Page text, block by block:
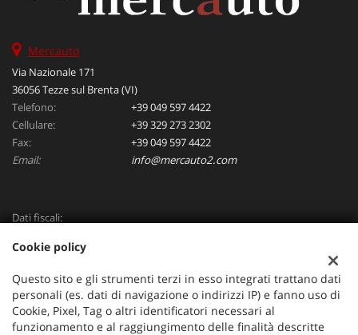
Mercauto
Via Nazionale 171
36056 Tezze sul Brenta (VI)
Telefono:
+39 049 597 4422
Cellulare:
+39 329 273 2302
Fax:
+39 049 597 4422
Email:
info@mercauto2.com
Dati fiscali:
Via Nazionale, 171 PD - 36056 Tezze sul Brenta
Registro delle imprese:PD
Cookie policy
Questo sito e gli strumenti terzi in esso integrati trattano dati
personali (es. dati di navigazione o indirizzi IP) e fanno uso di
Cookie, Pixel, Tag o altri identificatori necessari al
funzionamento e al raggiungimento delle finalità descritte